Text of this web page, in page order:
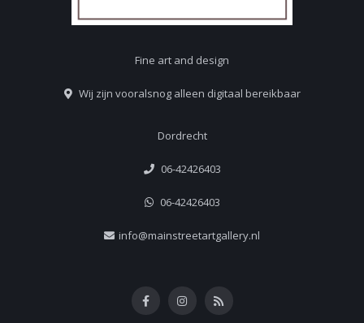
Fine art and design
Wij zijn vooralsnog alleen digitaal bereikbaar
Dordrecht
06-42426403
06-42426403
info@mainstreetartgallery.nl